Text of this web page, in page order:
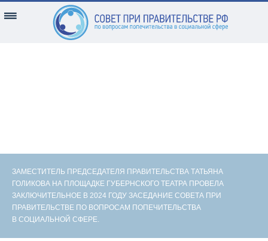
ЗАМЕСТИТЕЛЬ ПРЕДСЕДАТЕЛЯ ПРАВИТЕЛЬСТВА ТАТЬЯНА
ГОЛИКОВА НА ПЛОЩАДКЕ ГУБЕРНСКОГО ТЕАТРА ПРОВЕЛА
ЗАКЛЮЧИТЕЛЬНОЕ В 2024 ГОДУ ЗАСЕДАНИЕ СОВЕТА ПРИ
ПРАВИТЕЛЬСТВЕ ПО ВОПРОСАМ ПОПЕЧИТЕЛЬСТВА
В СОЦИАЛЬНОЙ СФЕРЕ.